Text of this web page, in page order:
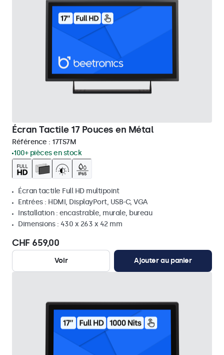
Écran Tactile 17 Pouces en Métal
Référence : 17TS7M
100+ pièces en stock
Écran tactile Full HD multipoint
Entrées : HDMI, DisplayPort, USB-C, VGA
Installation : encastrable, murale, bureau
Dimensions : 430 x 263 x 42 mm
CHF 659,00
Voir Ajouter au panier